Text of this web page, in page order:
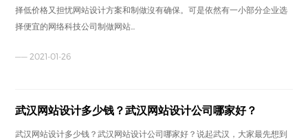
择低价格又担忧网站设计方案和制做沒有确保。可是依然有一小部分企业选
择便宜的网络科技公司制做网站...
—— 2021-01-26
武汉网站设计多少钱？武汉网站设计公司哪家好？
武汉网站设计多少钱？武汉网站设计公司哪家好？说起武汉，大家最先想到